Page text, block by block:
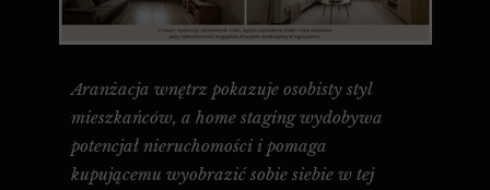
Aranżacja wnętrz pokazuje osobisty styl
mieszkańców, a home staging wydobywa
potencjał nieruchomości i pomaga
kupującemu wyobrazić sobie siebie w tej